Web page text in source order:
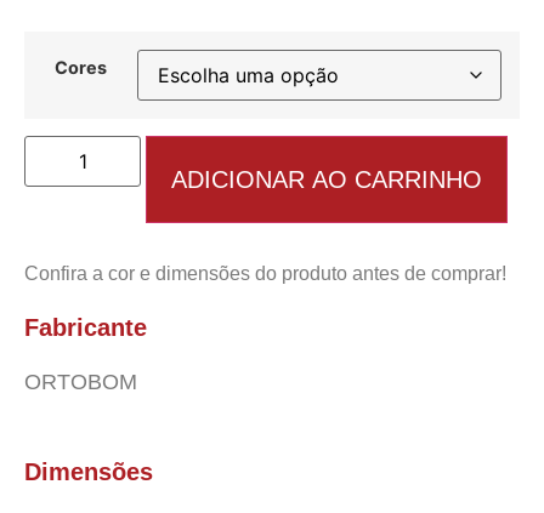
Cores
Colchão
Physical
Ultra
138x188x17
EN
ADICIONAR AO CARRINHO
Confira a cor e dimensões do produto antes de comprar!
Fabricante
ORTOBOM
Dimensões